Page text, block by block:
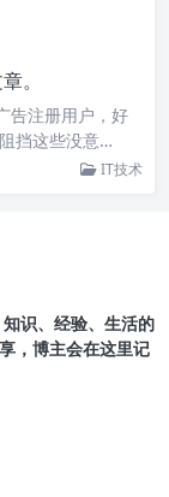
。
告注册用户，好
挡这些没意…
IT技术
识、经验、生活的
，博主会在这里记